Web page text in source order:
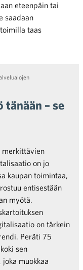
eteenpäin tai
saadaan
taas
– se
merkittävien
on jo
kaupan toimintaa,
entisestään
myötä.
on tärkein
Peräti 75
sen
muokkaa